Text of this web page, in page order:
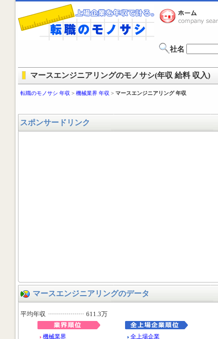
社名
マースエンジニアリングのモノサシ(年収 給料 収入)
転職のモノサシ 年収 > 機械業界 年収 > マースエンジニアリング 年収
スポンサードリンク
マースエンジニアリングのデータ
平均年収 611.3万
機械業界
全上場企業